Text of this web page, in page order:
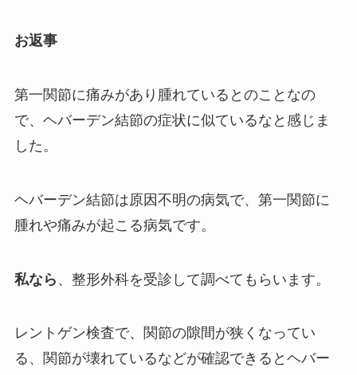
お返事
第一関節に痛みがあり腫れているとのことなの
で、ヘバーデン結節の症状に似ているなと感じま
した。
ヘバーデン結節は原因不明の病気で、第一関節に
腫れや痛みが起こる病気です。
私なら 、整形外科を受診して調べてもらいます。
レントゲン検査で、関節の隙間が狭くなってい
る、関節が壊れているなどが確認できるとヘバー